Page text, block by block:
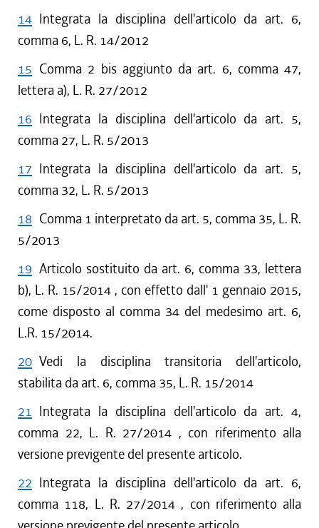
14 Integrata la disciplina dell'articolo da art. 6,
comma 6, L. R. 14/2012
15 Comma 2 bis aggiunto da art. 6, comma 47,
lettera a), L. R. 27/2012
16 Integrata la disciplina dell'articolo da art. 5,
comma 27, L. R. 5/2013
17 Integrata la disciplina dell'articolo da art. 5,
comma 32, L. R. 5/2013
18 Comma 1 interpretato da art. 5, comma 35, L. R.
5/2013
19 Articolo sostituito da art. 6, comma 33, lettera
b), L. R. 15/2014 , con effetto dall' 1 gennaio 2015,
come disposto al comma 34 del medesimo art. 6,
L.R. 15/2014.
20 Vedi la disciplina transitoria dell'articolo,
stabilita da art. 6, comma 35, L. R. 15/2014
21 Integrata la disciplina dell'articolo da art. 4,
comma 22, L. R. 27/2014 , con riferimento alla
versione previgente del presente articolo.
22 Integrata la disciplina dell'articolo da art. 6,
comma 118, L. R. 27/2014 , con riferimento alla